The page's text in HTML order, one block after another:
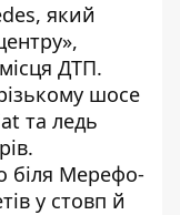
який
ДТП.
шосе
та ледь
біля Мерефо-
у стовп й